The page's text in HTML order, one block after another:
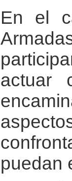
En el
actuar
puedan